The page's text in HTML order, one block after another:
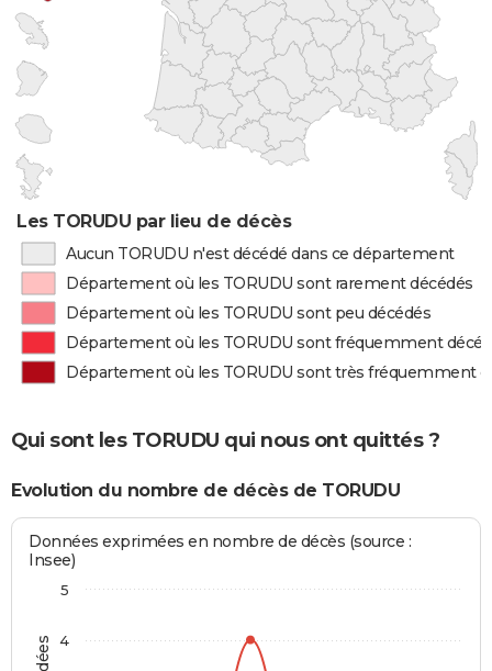
Les TORUDU par lieu de décès
Aucun TORUDU n'est décédé dans ce département
Département où les TORUDU sont rarement décédés
Département où les TORUDU sont peu décédés
Département où les TORUDU sont fréquemment
Département où les TORUDU sont très fréquemment
Qui sont les TORUDU qui nous ont quittés ?
Evolution du nombre de décès de TORUDU
Données exprimées en nombre de décès (source :
Insee)
4
5